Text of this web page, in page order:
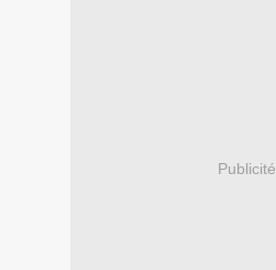
Publicité